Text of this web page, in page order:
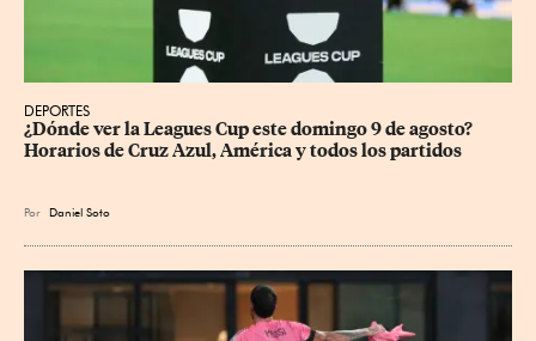
DEPORTES
¿Dónde ver la Leagues Cup este domingo 9 de agosto?
Horarios de Cruz Azul, América y todos los partidos
Por Daniel Soto